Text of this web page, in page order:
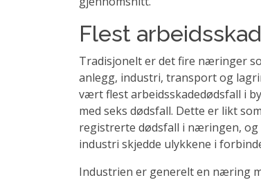
Flest
Tradisjonelt er det fire næringer
anlegg, industri, transport og
vært flest arbeidsskadedødsfall i
med seks dødsfall. Dette er likt
registrerte dødsfall i næringen, og
industri skjedde ulykkene i
Industrien er generelt en næring